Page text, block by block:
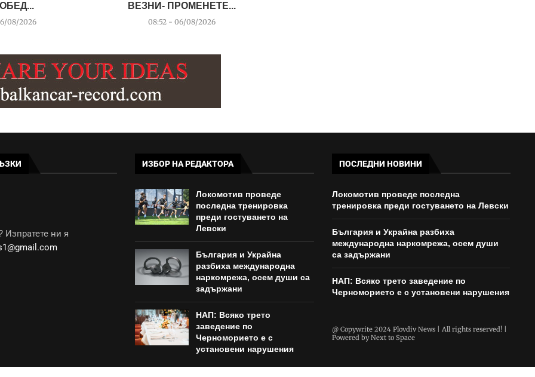
08/2026
ВЕЗНИ- ПРОМЕНЕТЕ...
08:52 - 06/08/2026
ни я
ИЗБОР НА РЕДАКТОРА
Локомотив проведе
последна тренировка
преди гостуването на
Левски
България и Украйна
разбиха международна
наркомрежа, осем души са
задържани
НАП: Всяко трето
заведение по
Черноморието е с
установени нарушения
ПОСЛЕДНИ НОВИНИ
Локомотив проведе последна
тренировка преди гостуването на Левски
България и Украйна разбиха
международна наркомрежа, осем души
са задържани
НАП: Всяко трето заведение по
Черноморието е с установени нарушения
@ Copywrite 2024 Plovdiv News | All rights reserved! |
Powered byNext to Space